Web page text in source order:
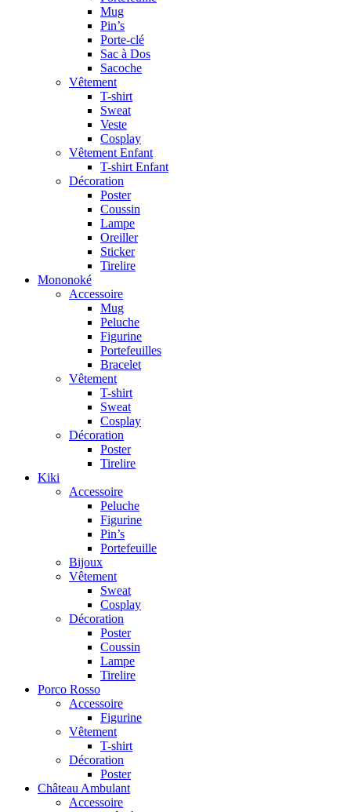
Mug
Pin’s
Porte-clé
Sac à Dos
Sacoche
Vêtement
T-shirt
Sweat
Veste
Cosplay
Vêtement Enfant
T-shirt Enfant
Décoration
Poster
Coussin
Lampe
Oreiller
Sticker
Tirelire
Mononoké
Accessoire
Mug
Peluche
Figurine
Portefeuilles
Bracelet
Vêtement
T-shirt
Sweat
Cosplay
Décoration
Poster
Tirelire
Kiki
Accessoire
Peluche
Figurine
Pin’s
Portefeuille
Bijoux
Vêtement
Sweat
Cosplay
Décoration
Poster
Coussin
Lampe
Tirelire
Porco Rosso
Accessoire
Figurine
Vêtement
T-shirt
Décoration
Poster
Château Ambulant
Accessoire